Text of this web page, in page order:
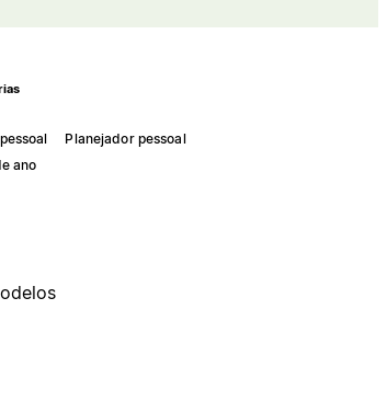
Planejador pessoal
ano